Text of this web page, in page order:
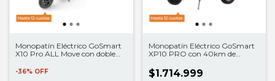
Monopatín Eléctrico GoSmart
X10 Pro ALL Move con doble
-36% OFF
Monopatín Eléctrico GoSmart
XP10 PRO con 40km de
$1.714.999